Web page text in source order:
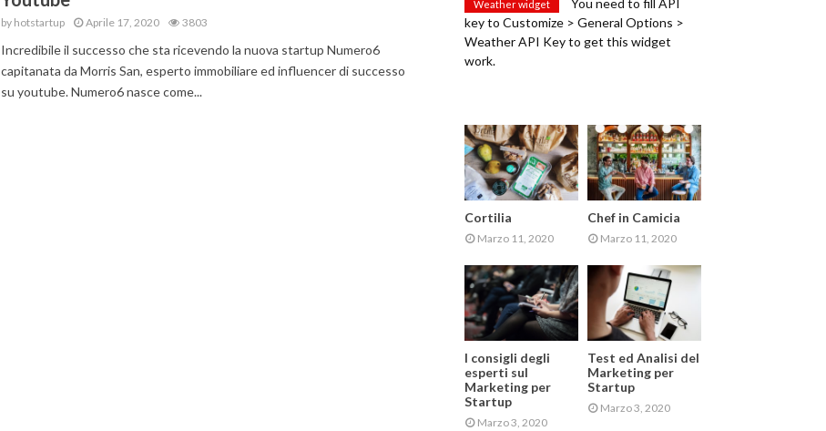
by hotstartup Aprile 17, 2020 3803
Incredibile il successo che sta ricevendo la nuova startup Numero6
capitanata da Morris San, esperto immobiliare ed influencer di successo
su youtube. Numero6 nasce come...
Weather widget
You need to fill API
key to Customize > General Options >
Weather API Key to get this widget
work.
Cortilia
Marzo 11, 2020
Chef in Camicia
Marzo 11, 2020
I consigli degli
esperti sul
Marketing per
Startup
Marzo 3, 2020
Test ed Analisi del
Marketing per
Startup
Marzo 3, 2020